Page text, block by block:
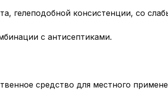
гелеподобной консистенции, со
с антисептиками.
средство для местного